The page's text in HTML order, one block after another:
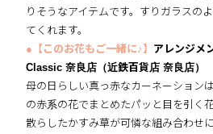
りそうなアイテムです。すりガラスの
てくれます。
●【このお花もご一緒に♪】 アレンジメ
Classic 奈良店（近鉄百貨店 奈良店）
母の日らしい真っ赤なカーネーション
の赤系の花でまとめたパッと目を引く
散らしたかすみ草が可憐な組み合わせ